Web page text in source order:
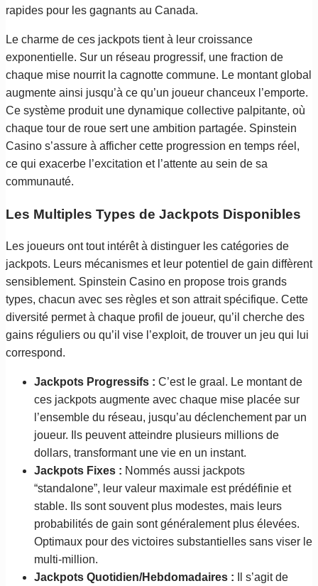
rapides pour les gagnants au Canada.
Le charme de ces jackpots tient à leur croissance
exponentielle. Sur un réseau progressif, une fraction de
chaque mise nourrit la cagnotte commune. Le montant global
augmente ainsi jusqu’à ce qu’un joueur chanceux l’emporte.
Ce système produit une dynamique collective palpitante, où
chaque tour de roue sert une ambition partagée. Spinstein
Casino s’assure à afficher cette progression en temps réel,
ce qui exacerbe l’excitation et l’attente au sein de sa
communauté.
Les Multiples Types de Jackpots Disponibles
Les joueurs ont tout intérêt à distinguer les catégories de
jackpots. Leurs mécanismes et leur potentiel de gain diffèrent
sensiblement. Spinstein Casino en propose trois grands
types, chacun avec ses règles et son attrait spécifique. Cette
diversité permet à chaque profil de joueur, qu’il cherche des
gains réguliers ou qu’il vise l’exploit, de trouver un jeu qui lui
correspond.
Jackpots Progressifs : C’est le graal. Le montant de
ces jackpots augmente avec chaque mise placée sur
l’ensemble du réseau, jusqu’au déclenchement par un
joueur. Ils peuvent atteindre plusieurs millions de
dollars, transformant une vie en un instant.
Jackpots Fixes : Nommés aussi jackpots
“standalone”, leur valeur maximale est prédéfinie et
stable. Ils sont souvent plus modestes, mais leurs
probabilités de gain sont généralement plus élevées.
Optimaux pour des victoires substantielles sans viser le
multi-million.
Jackpots Quotidien/Hebdomadaires : Il s’agit de